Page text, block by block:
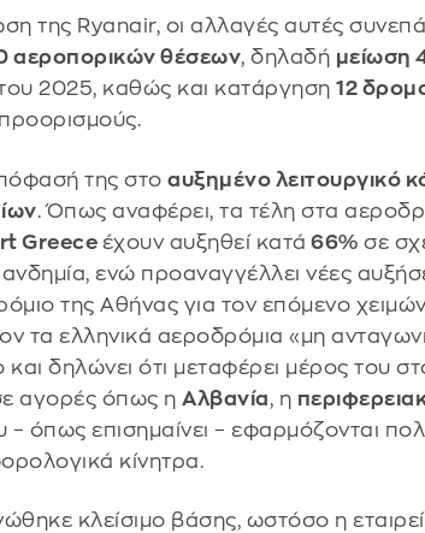
της Ryanair, οι αλλαγές αυτές
αεροπορικών θέσεων, δηλαδή μείωση
2025, καθώς και κατάργηση12
της στοαυξημένο λειτουργικό
. Όπως αναφέρει, τα τέλη στα
Greece έχουν αυξηθεί κατά 66% σε
ενώ προαναγγέλλει νέες
της Αθήνας για τον επόμενο
τα ελληνικά αεροδρόμια «μη
και δηλώνει ότι μεταφέρει μέρος του
αγορές όπως ηΑλβανία, η
– όπως επισημαίνει – εφαρμόζονται
κίνητρα.
κλείσιμο βάσης, ωστόσο η